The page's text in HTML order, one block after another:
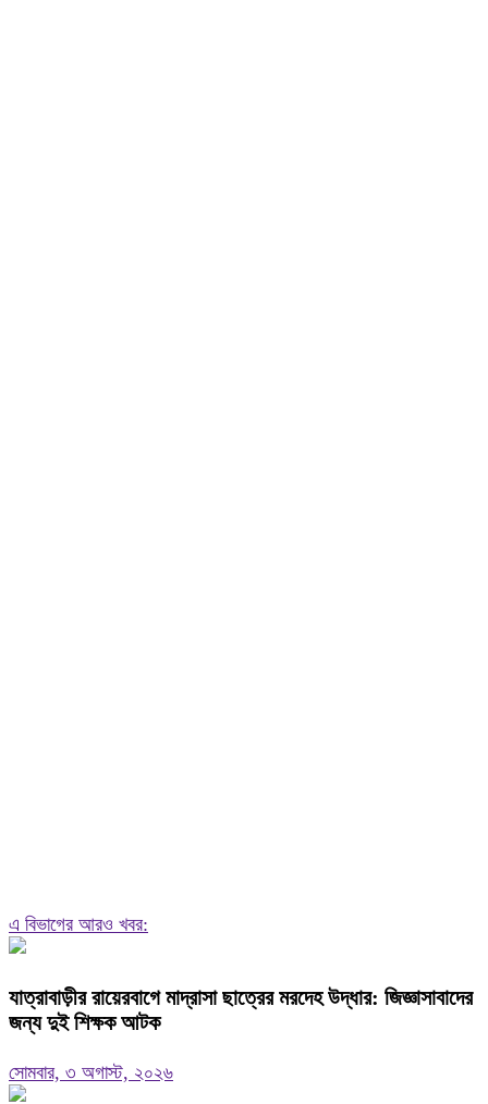
এ বিভাগের আরও খবর:
যাত্রাবাড়ীর রায়েরবাগে মাদ্রাসা ছাত্রের মরদেহ উদ্ধার: জিজ্ঞাসাবাদের
জন্য দুই শিক্ষক আটক
সোমবার, ৩ অগাস্ট, ২০২৬